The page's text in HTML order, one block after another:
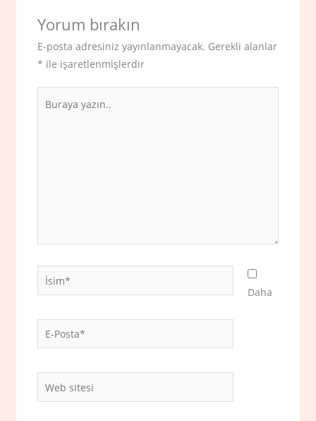
Yorum bırakın
E-posta adresiniz yayınlanmayacak. Gerekli alanlar
* ile işaretlenmişlerdir
İsim*
Posta*
sitesi
Daha